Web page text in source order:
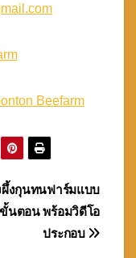
Beefarm
ผึ้งกุนทนฟาร์มแบบ
นตอน พร้อมวิดีโอ
ประกอบ